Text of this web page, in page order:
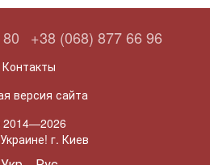
+38 (068) 877 66 96
Контакты
версия сайта
г. Киев